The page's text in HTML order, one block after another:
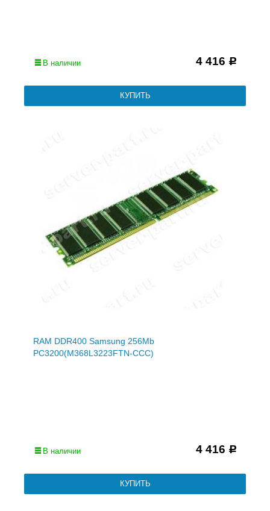
В наличии 4 416 Р
RAM DDR400 Samsung 256Mb
PC3200(M368L3223FTN-CCC)
В наличии 4 416 Р